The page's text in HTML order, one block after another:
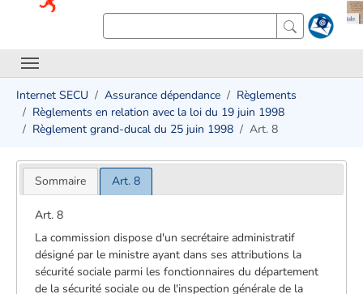
Internet SECU Assurance dépendance
Règlements
Règlements en relation avec la loi du 19 juin 1998
Règlement grand-ducal du 25 juin 1998
Art. 8
Sommaire Art. 8
Art. 8
La commission dispose d'un secrétaire administratif
désigné par le ministre ayant dans ses attributions la
sécurité sociale parmi les fonctionnaires du département
de la sécurité sociale ou de l'inspection générale de la